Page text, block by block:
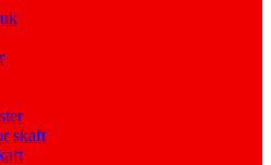
skaft